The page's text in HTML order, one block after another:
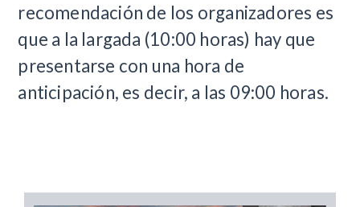
recomendación de los organizadores es
que a la largada (10:00 horas) hay que
presentarse con una hora de
anticipación, es decir, a las 09:00 horas.